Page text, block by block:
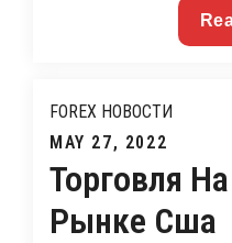
has
data
on
FOREX НОВОСТИ
Posted
on
MAY 27, 2022
Торговля
Рынке Сша